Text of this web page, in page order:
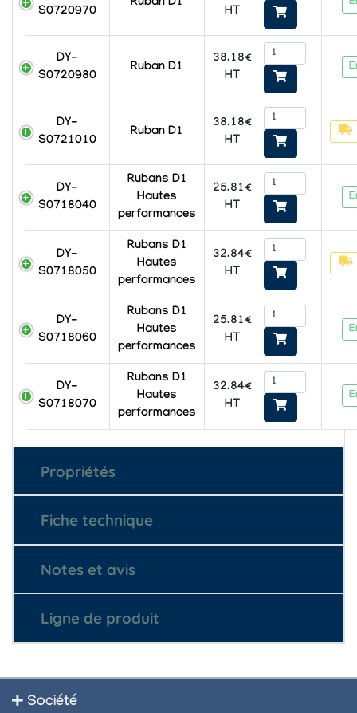
S0720970
Ruban D1
HT
DY-
S0720980
Ruban D1
38.18€
HT
DY-
S0721010
Ruban D1
38.18€
HT
DY-
S0718040
Rubans D1
Hautes
performances
25.81€
HT
DY-
S0718050
Rubans D1
Hautes
performances
32.84€
HT
DY-
S0718060
Rubans D1
Hautes
performances
25.81€
HT
DY-
S0718070
Rubans D1
Hautes
performances
32.84€
HT
Propriétés
Fiche technique
Notes et avis
Ligne de produit
Société